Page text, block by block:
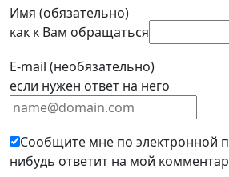
Имя (обязательно)
как к Вам обращаться
E-mail (необязательно)
если нужен ответ на него
Сообщите мне по электронной
нибудь ответит на мой